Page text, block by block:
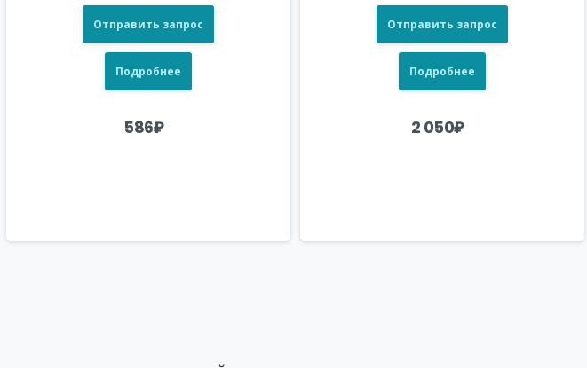
Отправить запрос
Подробнее
586₽
Отправить запрос
Подробнее
2 050₽